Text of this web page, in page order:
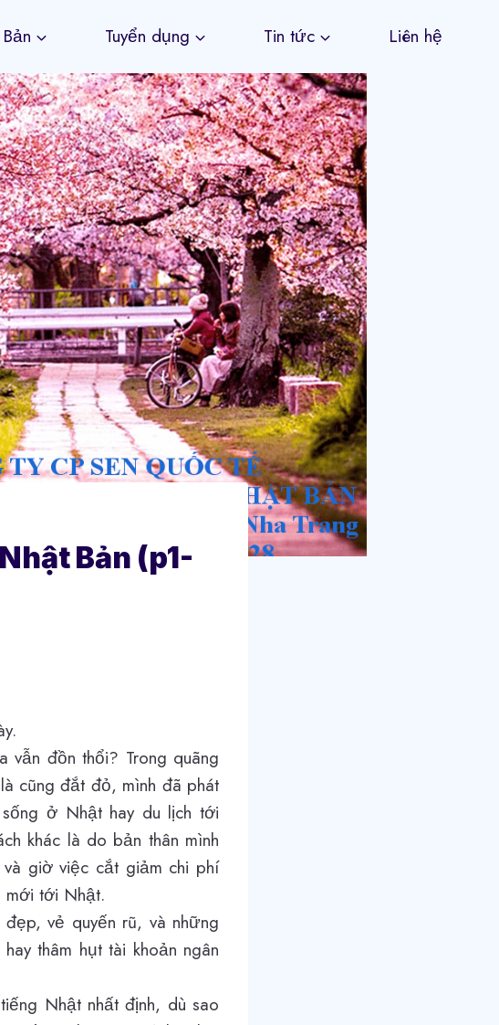
Tuyển dụng Tin tức Liên hệ
Bản (p1-
đồn thổi? Trong quãng
cũng đắt đỏ, mình đã phát
ở Nhật hay du lịch tới
khác là do bản thân mình
giờ việc cắt giảm chi phí
mới tới Nhật.
vẻ quyến rũ, và những
thâm hụt tài khoản ngân
Nhật nhất định, dù sao